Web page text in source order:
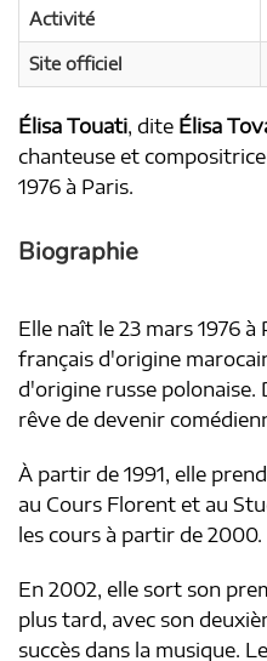
Activité
Site officiel
Élisa Touati, dite Élisa
chanteuse et
1976 à Paris.
Biographie
Elle naît le 23 mars 1976
français d'origine
d'origine russe polonaise.
rêve de devenir
À partir de 1991, elle
au Cours Florent et au
les cours à partir de 2000.
En 2002, elle sort son
plus tard, avec son
succès dans la musique.